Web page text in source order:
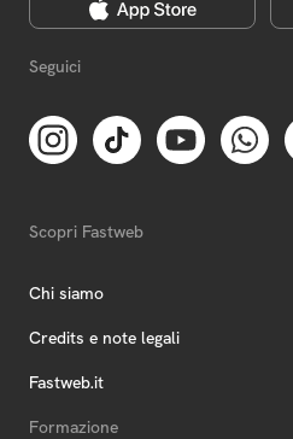
Seguici
Scopri Fastweb
Chi siamo
Credits e note legali
Fastweb.it
Formazione